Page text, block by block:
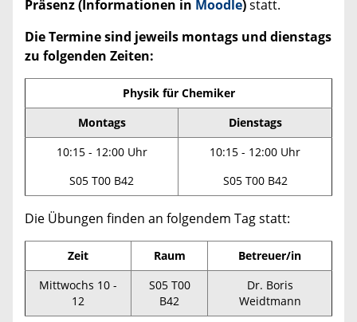
Präsenz(Informationen in Moodle)statt.
Die Termine sind jeweils montags und dienstags
zu folgenden Zeiten:
Physik für Chemiker
Montags
Dienstags
10:15 - 12:00 Uhr
S05 T00 B42
10:15 - 12:00 Uhr
S05 T00 B42
Die Übungen finden an folgendem Tag statt:
Zeit Raum
Betreuer/in
Mittwochs 10 -
12
S05 T00
B42
Dr. Boris
Weidtmann